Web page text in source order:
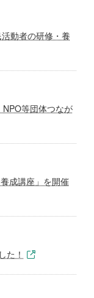
動者の研修・養
NPO等団体つなが
成講座」を開催
た！